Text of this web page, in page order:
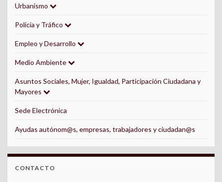
Urbanismo
Policía y Tráfico
Empleo y Desarrollo
Medio Ambiente
Asuntos Sociales, Mujer, Igualdad, Participación Ciudadana y
Mayores
Sede Electrónica
Ayudas autónom@s, empresas, trabajadores y ciudadan@s
CONTACTO